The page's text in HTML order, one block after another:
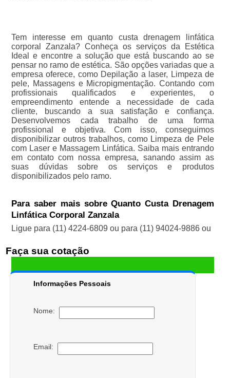
Tem interesse em quanto custa drenagem linfática
corporal Zanzala? Conheça os serviços da Estética
Ideal e encontre a solução que está buscando ao se
pensar no ramo de estética. São opções variadas que a
empresa oferece, como Depilação a laser, Limpeza de
pele, Massagens e Micropigmentação. Contando com
profissionais qualificados e experientes, o
empreendimento entende a necessidade de cada
cliente, buscando a sua satisfação e confiança.
Desenvolvemos cada trabalho de uma forma
profissional e objetiva. Com isso, conseguimos
disponibilizar outros trabalhos, como Limpeza de Pele
com Laser e Massagem Linfática. Saiba mais entrando
em contato com nossa empresa, sanando assim as
suas dúvidas sobre os serviços e produtos
disponibilizados pelo ramo.
Para saber mais sobre Quanto Custa Drenagem
Linfática Corporal Zanzala
Ligue para (11) 4224-6809 ou para (11) 94024-9886ou
Faça sua cotação
Informações Pessoais
Nome:
Email: